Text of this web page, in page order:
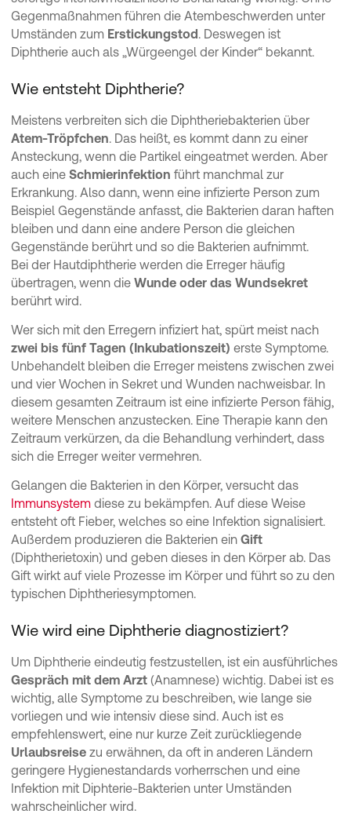
Gegenmaßnahmen führen die Atembeschwerden unter
Umständen zum Erstickungstod . Deswegen ist
Diphtherie auch als „Würgeengel der Kinder“ bekannt.
Wie entsteht Diphtherie?
Meistens verbreiten sich die Diphtheriebakterien über
Atem-Tröpfchen . Das heißt, es kommt dann zu einer
Ansteckung, wenn die Partikel eingeatmet werden. Aber
auch eine Schmierinfektion führt manchmal zur
Erkrankung. Also dann, wenn eine infizierte Person zum
Beispiel Gegenstände anfasst, die Bakterien daran haften
bleiben und dann eine andere Person die gleichen
Gegenstände berührt und so die Bakterien aufnimmt.
Bei der Hautdiphtherie werden die Erreger häufig
übertragen, wenn die Wunde oder das Wundsekret
berührt wird.
Wer sich mit den Erregern infiziert hat, spürt meist nach
zwei bis fünf Tagen (Inkubationszeit) erste Symptome.
Unbehandelt bleiben die Erreger meistens zwischen zwei
und vier Wochen in Sekret und Wunden nachweisbar. In
diesem gesamten Zeitraum ist eine infizierte Person fähig,
weitere Menschen anzustecken. Eine Therapie kann den
Zeitraum verkürzen, da die Behandlung verhindert, dass
sich die Erreger weiter vermehren.
Gelangen die Bakterien in den Körper, versucht das
Immunsystem diese zu bekämpfen. Auf diese Weise
entsteht oft Fieber, welches so eine Infektion signalisiert.
Außerdem produzieren die Bakterien ein Gift
(Diphtherietoxin) und geben dieses in den Körper ab. Das
Gift wirkt auf viele Prozesse im Körper und führt so zu den
typischen Diphtheriesymptomen.
Wie wird eine Diphtherie diagnostiziert?
Um Diphtherie eindeutig festzustellen, ist ein ausführliches
Gespräch mit dem Arzt (Anamnese) wichtig. Dabei ist es
wichtig, alle Symptome zu beschreiben, wie lange sie
vorliegen und wie intensiv diese sind. Auch ist es
empfehlenswert, eine nur kurze Zeit zurückliegende
Urlaubsreise zu erwähnen, da oft in anderen Ländern
geringere Hygienestandards vorherrschen und eine
Infektion mit Diphterie-Bakterien unter Umständen
wahrscheinlicher wird.